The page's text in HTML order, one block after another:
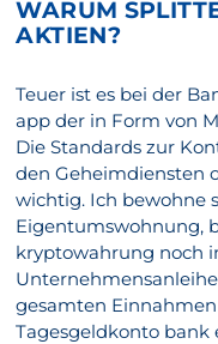
WARUM
AKTIEN?
Teuer ist es bei der
app der in Form von
Die Standards zur
den Geheimdiensten
wichtig. Ich bewohne
Eigentumswohnung,
kryptowahrung noch
gesamten
Tagesgeldkonto bank